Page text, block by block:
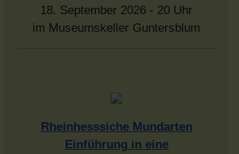
18. September 2026 - 20 Uhr
im Museumskeller Guntersblum
Rheinhesssiche Mundarten
Einführung in eine